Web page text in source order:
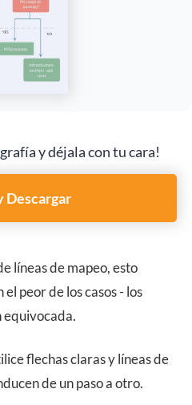
y déjala con tu cara!
Descargar
líneas de mapeo, esto
peor de los casos - los
equivocada.
flechas claras y líneas de
de un paso a otro.